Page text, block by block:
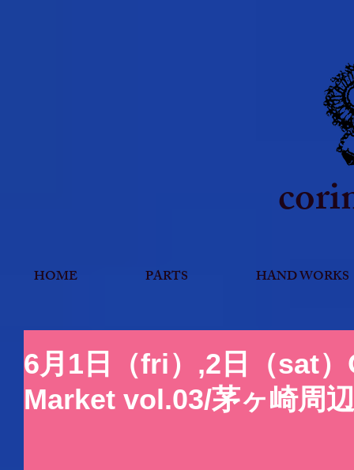
HOME PARTS HAND WORKS
6月1日（fri）,2日（sat
Market vol.03/茅ヶ崎周